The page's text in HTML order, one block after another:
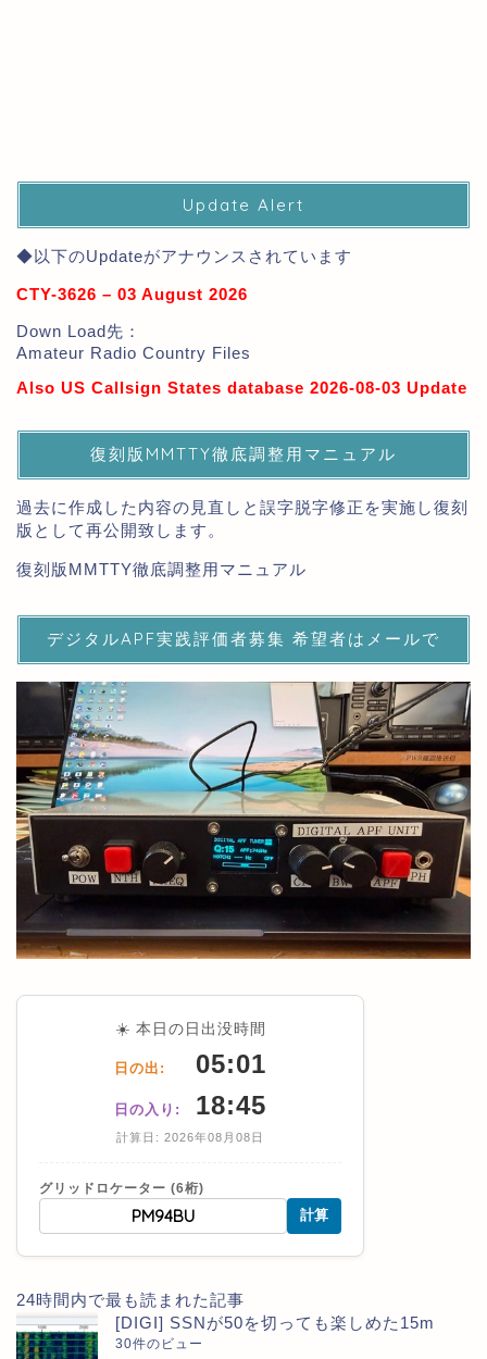
Update Alert
◆以下のUpdateがアナウンスされています
CTY-3626 – 03 August 2026
Down Load先：
Amateur Radio Country Files
Also US Callsign States database 2026-08-03 Update
復刻版MMTTY徹底調整用マニュアル
過去に作成した内容の見直しと誤字脱字修正を実施し復刻
版として再公開致します。
復刻版MMTTY徹底調整用マニュアル
デジタルAPF実践評価者募集 希望者はメールで
☀️ 本日の日出没時間
日の出: 05:01
日の入り: 18:45
計算日: 2026年08月08日
グリッドロケーター (6桁)
計算
24時間内で最も読まれた記事
[DIGI] SSNが50を切っても楽しめた15m
30件のビュー